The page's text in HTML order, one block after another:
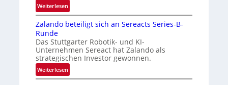
e
n
e
r
k
n
a
t
i
s
i
r
Weiterlesen:
I
n
e
r
n
a
Zalando beteiligt sich an Sereacts Series-B-
Runde
Das Stuttgarter Robotik- und KI-
Unternehmen Sereact hat Zalando als
strategischen Investor gewonnen.
Weiterlesen:
Z